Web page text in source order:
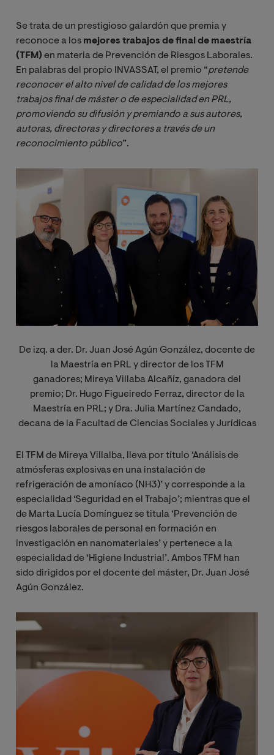
Se trata de un prestigioso galardón que premia y
reconoce a los mejores trabajos de final de maestría
(TFM) en materia de Prevención de Riesgos Laborales.
En palabras del propio INVASSAT, el premio “pretende
reconocer el alto nivel de calidad de los mejores
trabajos final de máster o de especialidad en PRL,
promoviendo su difusión y premiando a sus autores,
autoras, directoras y directores a través de un
reconocimiento público”.
De izq. a der. Dr. Juan José Agún González, docente de
la Maestría en PRL y director de los TFM
ganadores; Mireya Villaba Alcañíz, ganadora del
premio; Dr. Hugo Figueiredo Ferraz, director de la
Maestría en PRL; y Dra. Julia Martínez Candado,
decana de la Facultad de Ciencias Sociales y Jurídicas
El TFM de Mireya Villalba, lleva por título ‘Análisis de
atmósferas explosivas en una instalación de
refrigeración de amoníaco (NH3)’ y corresponde a la
especialidad ‘Seguridad en el Trabajo’; mientras que el
de Marta Lucía Domínguez se titula ‘Prevención de
riesgos laborales de personal en formación en
investigación en nanomateriales’ y pertenece a la
especialidad de ‘Higiene Industrial’. Ambos TFM han
sido dirigidos por el docente del máster, Dr. Juan José
Agún González.